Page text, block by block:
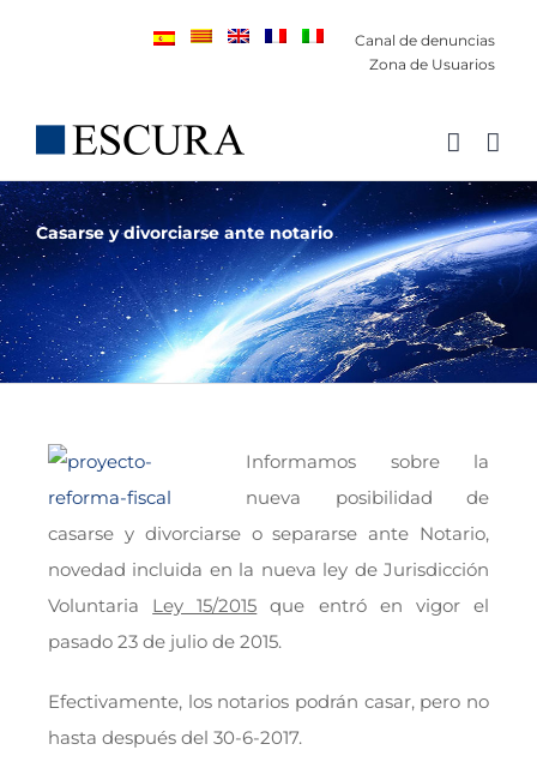
Canal de denuncias
Zona de Usuarios
Casarse y divorciarse ante notario
Informamos sobre la
nueva posibilidad de
casarse y divorciarse o separarse ante Notario,
novedad incluida en la nueva ley de Jurisdicción
Voluntaria Ley 15/2015 que entró en vigor el
pasado 23 de julio de 2015.
Efectivamente, los notarios podrán casar, pero no
hasta después del 30-6-2017.